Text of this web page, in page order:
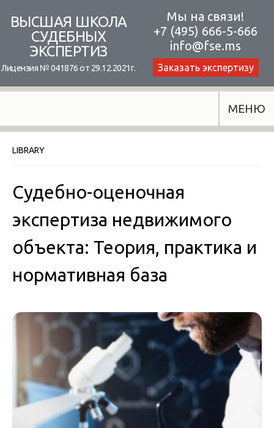
content
ВЫСШАЯ ШКОЛА
СУДЕБНЫХ
ЭКСПЕРТИЗ
Лицензия № 041876 от 29.12.2021г.
Мы на связи!
+7 (495) 666-5-666
info@fse.ms
Заказать экспертизу
МЕНЮ
LIBRARY
Судебно-оценочная
экспертиза недвижимого
объекта: Теория, практика и
нормативная база